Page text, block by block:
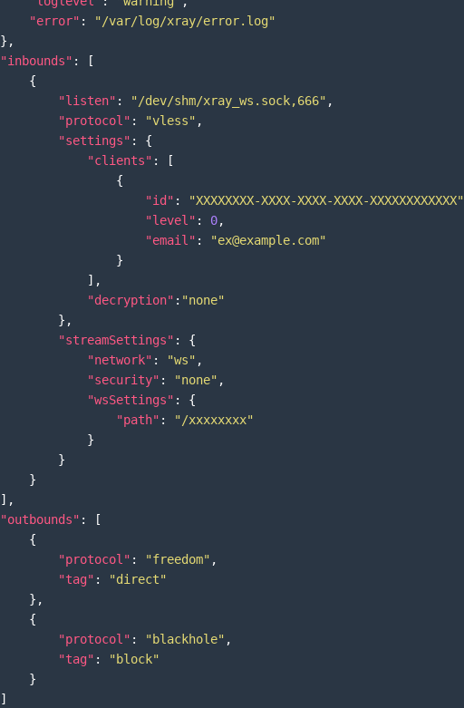
"error" :
"/var/log/xray/error.log"
} ,
"inbounds" :
[
{
"listen" : "/dev/shm/xray_ws.sock,666" ,
"protocol" : "vless" ,
"settings" :
{
"clients" :
[
{
"id" :
"XXXXXXXX-XXXX-XXXX-XXXX-XXXXXXXXXXXX"
"level" : 0,
"email" :
"ex@example.com"
}
] ,
"decryption" : "none"
} ,
"streamSettings" :
{
"network" : "ws" ,
"security" : "none" ,
"wsSettings" :
{
"path" :
"/xxxxxxxx"
}
}
}
] ,
"outbounds" :
[
{
"protocol" : "freedom" ,
"tag" :
"direct"
} ,
{
"protocol" : "blackhole" ,
"tag" :
"block"
}
]